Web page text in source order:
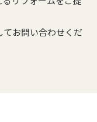
お問い合わせくだ